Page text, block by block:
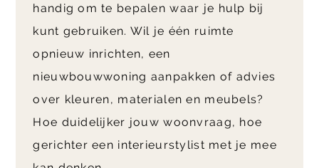
handig om te bepalen waar je hulp bij
kunt gebruiken. Wil je één ruimte
opnieuw inrichten, een
nieuwbouwwoning aanpakken of advies
over kleuren, materialen en meubels?
Hoe duidelijker jouw woonvraag, hoe
gerichter een interieurstylist met je mee